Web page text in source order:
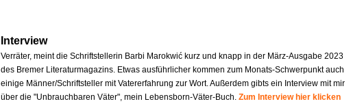
Interview
Verräter, meint die Schriftstellerin Barbi Marokwić kurz und knapp in der März-Ausgabe 2023
des Bremer Literaturmagazins. Etwas ausführlicher kommen zum Monats-Schwerpunkt auch
einige Männer/Schriftsteller mit Vatererfahrung zur Wort. Außerdem gibts ein Interview mit mir
über die "Unbrauchbaren Väter", mein Lebensborn-Väter-Buch. Zum Interview hier klicken